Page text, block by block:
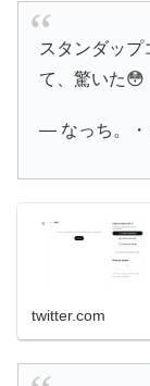
スタンダップ
て、驚いた😳
— なっち。・
twitter.com